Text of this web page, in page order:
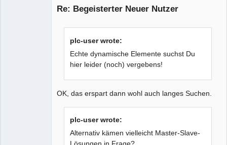
Re: Begeisterter Neuer Nutzer
plc-user wrote:
Echte dynamische Elemente suchst Du
hier leider (noch) vergebens!
OK, das erspart dann wohl auch langes Suchen.
plc-user wrote:
Alternativ kämen vielleicht Master-Slave-